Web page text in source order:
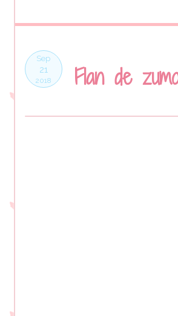
Sep
21
2018 Flan de